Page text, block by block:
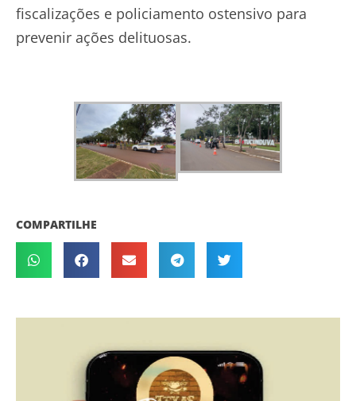
fiscalizações e policiamento ostensivo para
prevenir ações delituosas.
COMPARTILHE